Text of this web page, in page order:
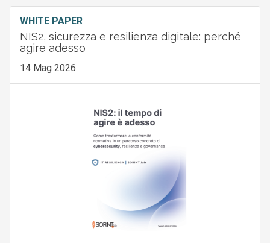
WHITE PAPER
NIS2, sicurezza e resilienza digitale: perché
agire adesso
14 Mag 2026